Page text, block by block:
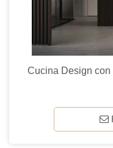
Cucina Design